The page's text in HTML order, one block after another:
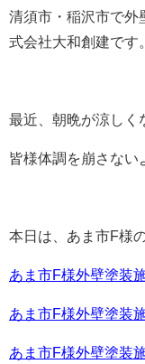
清須市・稲沢市で外
式会社大和創建です。
最近、朝晩が涼しく
皆様体調を崩さない
本日は、あま市F様
あま市F様外壁塗装
あま市F様外壁塗装
あま市F様外壁塗装